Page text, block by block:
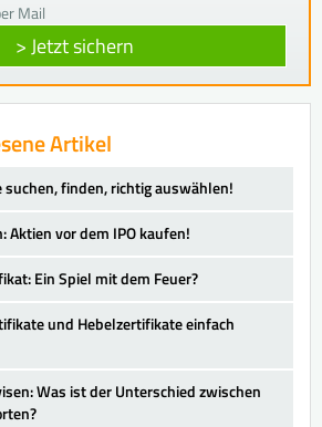
Mail
> Jetzt sichern
Artikel
suchen, finden, richtig auswählen!
Aktien vor dem IPO kaufen!
Ein Spiel mit dem Feuer?
und Hebelzertifikate einfach
Was ist der Unterschied zwischen